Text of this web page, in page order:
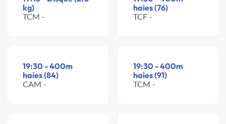
kg)
TCM -
haies (76)
TCF -
19:30 - 400m
haies (84)
CAM -
19:30 - 400m
haies (91)
TCM -